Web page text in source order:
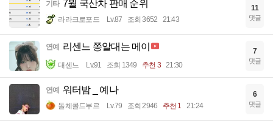
기타 7월 국산차 판매 순위
라라크로포드 Lv.87 조회 3652 21:43
11
댓글
연예 리센느 쫑알대는 메이
대센느 Lv.91 조회 1349 추천 3 21:30
7
댓글
연예 워터밤 _ 예나
돌체콜드부르 Lv.79 조회 2946 추천 1 21:24
6
댓글